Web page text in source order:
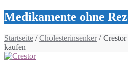
Medikamente ohne
Startseite /Cholesterinsenker/ Crestor
kaufen